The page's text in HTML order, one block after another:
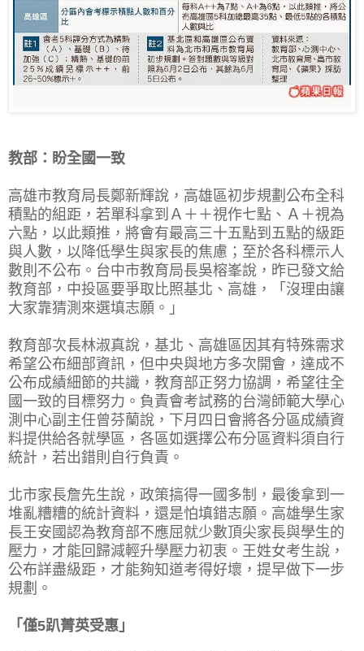
教部：盼全國一致
高雄市教育局長鄭新輝說，高雄區初步規劃公布全科
積點的組距，若單科拿到Ａ＋＋視作七點、Ａ＋視為
六點，以此類推，將會有最高三十五點到五點的級距
與人數，以降低學生與家長的焦慮；至於各科標示人
數則不公布。台中市教育局長吳榕峯說，昨已發文給
教育部，中投區要爭取比照基北、高雄，「沒理由讓
大家靠猜測來選填志願。」
教育部次長林淑真說，基北、高雄區因其有特殊需求
希望公布細部資訊，但中央與地方多次開會，達成不
公布成績細節的共識，教育部正努力協調，希望往全
國一致的目標努力。負責會考試務的台灣師範大學心
測中心副主任曾芬蘭說，下月四日會將各分區成績資
料提供給各就學區，各區如選擇公布分區資料須自行
統計，若出錯則自行負責。
北市家長詹先生說，政策搞得一國多制，最後拿到一
堆亂糟糟的統計資料，還是怕填錯志願。高雄學生家
長王安國認為教育部不應屈就少數頂尖家長與學生的
壓力，才能回歸減輕升學壓力初衷。王姓女考生說，
公布詳盡級距，才能夠知道考得好壞，提早做下一步
規劃。
「僅5趴菁英受惠」